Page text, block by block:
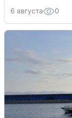
6 августа 0